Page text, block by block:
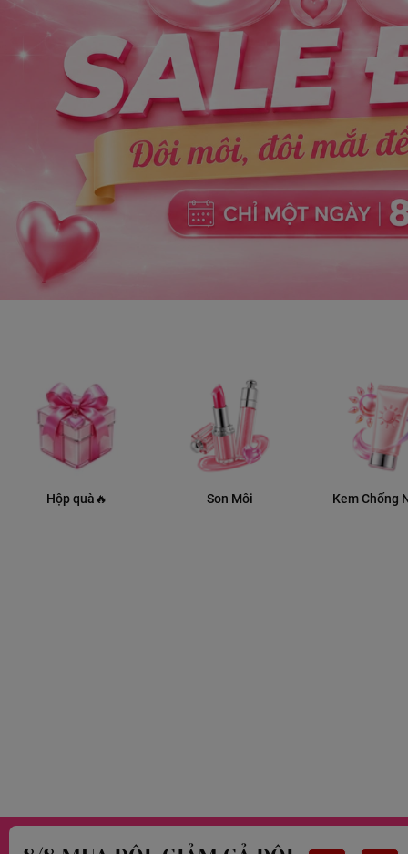
Hộp quà🔥 Son Môi Kem Chống